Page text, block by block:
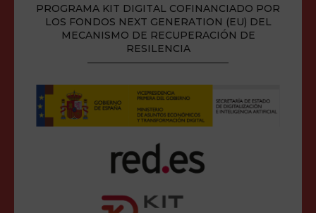
PROGRAMA KIT DIGITAL COFINANCIADO POR
LOS FONDOS NEXT GENERATION (EU) DEL
MECANISMO DE RECUPERACIÓN DE
RESILENCIA